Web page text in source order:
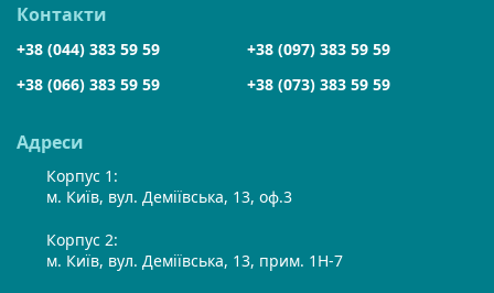
Адреси
Корпус 1:
м. Київ, вул. Деміївська, 13, оф.3
Корпус 2:
м. Київ, вул. Деміївська, 13, прим. 1Н-7
Контакти
+38 (044) 383 59 59
+38 (097) 383 59 59
+38 (066) 383 59 59
+38 (073) 383 59 59